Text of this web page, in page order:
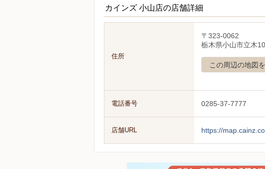
カインズ 小山店の店舗詳細
住所
〒323-0062
栃木県小山市立木
この周辺の地図
電話番号 0285-37-7777
店舗URL https://